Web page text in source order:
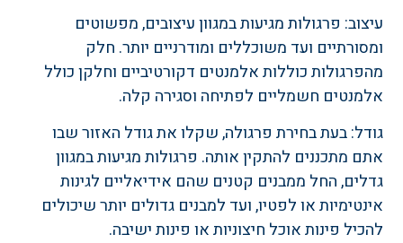
עיצוב: פרגולות מגיעות במגוון עיצובים, מפשוטים
ומסורתיים ועד משוכללים ומודרניים יותר. חלק
מהפרגולות כוללות אלמנטים דקורטיביים וחלקן כולל
אלמנטים חשמליים לפתיחה וסגירה קלה.
גודל: בעת בחירת פרגולה, שקלו את גודל האזור שבו
אתם מתכננים להתקין אותה. פרגולות מגיעות במגוון
גדלים, החל ממבנים קטנים שהם אידיאליים לגינות
אינטימיות או לפטיו, ועד למבנים גדולים יותר שיכולים
להכיל פינות אוכל חיצוניות או פינות ישיבה.